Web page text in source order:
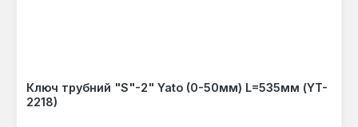
Ключ трубний "S"-2" Yato (0-50мм) L=535мм (YT-
2218)